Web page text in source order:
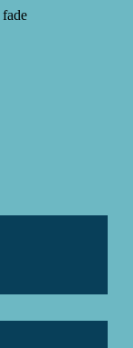
fade